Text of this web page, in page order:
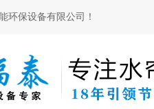
环保设备有限公司！